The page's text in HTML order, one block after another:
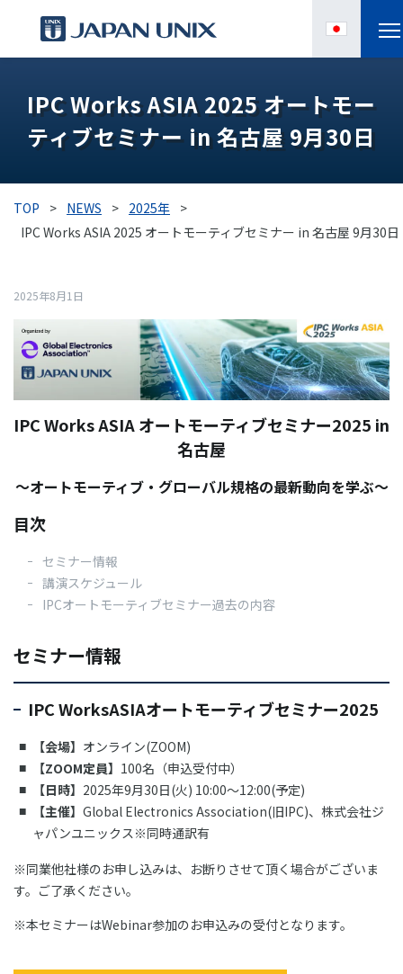
IPC
導入事例
各種サポート
企業情報
03-3588-0551
資料ダウンロード
IPC Works ASIA 2025 オートモー
ティブセミナー in 名古屋 9月30日
TOP > NEWS > 2025年 >
IPC Works ASIA 2025 オートモーティブセミナー in 名古屋 9月30日
2025年8月1日
IPC Works ASIA オートモーティブセミナー2025 in
名古屋
～オートモーティブ・グローバル規格の最新動向を学ぶ～
目次
セミナー情報
講演スケジュール
IPCオートモーティブセミナー過去の内容
セミナー情報
IPC WorksASIAオートモーティブセミナー2025
【会場】 オンライン(ZOOM)
【ZOOM定員】 100名（申込受付中）
【日時】 2025年9月30日(火) 10:00～12:00(予定)
【主催】 Global Electronics Association(旧IPC)、株式会社ジ
ャパンユニックス※同時通訳有
※同業他社様のお申し込みは、お断りさせて頂く場合がございま
す。ご了承ください。
※本セミナーはWebinar参加のお申込みの受付となります。